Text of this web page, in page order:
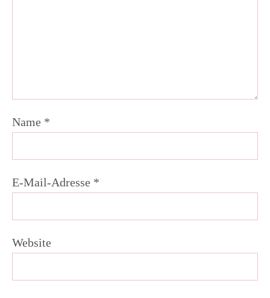
Name *
E-Mail-Adresse *
Website